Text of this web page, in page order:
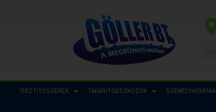
TISZTÍTÓSZEREK TAKARÍTÓESZKÖZÖK SZEMÉLYHIGIÉNIA